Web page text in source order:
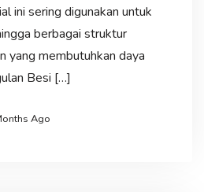
ini sering digunakan untuk
berbagai struktur
yang membutuhkan daya
Besi […]
Ago